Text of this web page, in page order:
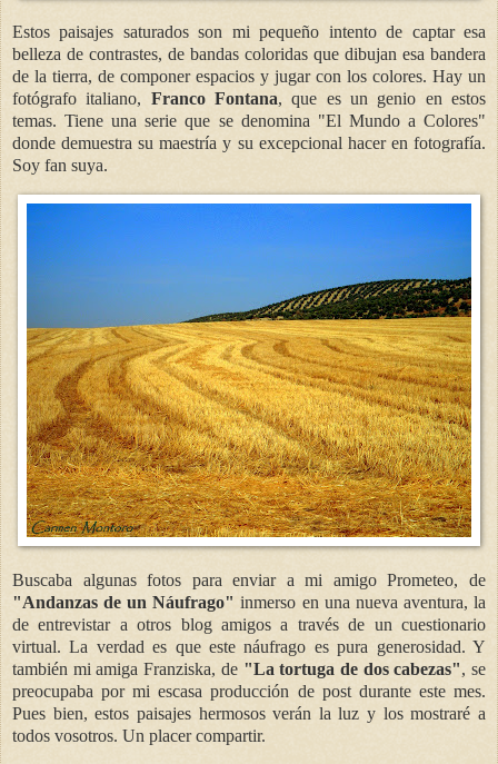
Estos paisajes saturados son mi pequeño intento de captar esa
belleza de contrastes, de bandas coloridas que dibujan esa bandera
de la tierra, de componer espacios y jugar con los colores. Hay un
fotógrafo italiano, Franco Fontana, que es un genio en estos
temas. Tiene una serie que se denomina "El Mundo a Colores"
donde demuestra su maestría y su excepcional hacer en fotografía.
Soy fan suya.
Buscaba algunas fotos para enviar a mi amigo Prometeo, de
"Andanzas de un Náufrago"inmerso en una nueva aventura, la
de entrevistar a otros blog amigos a través de un cuestionario
virtual. La verdad es que este náufrago es pura generosidad. Y
también mi amiga Franziska, de "La tortuga de dos cabezas", se
preocupaba por mi escasa producción de post durante este mes.
Pues bien, estos paisajes hermosos verán la luz y los mostraré a
todos vosotros. Un placer compartir.